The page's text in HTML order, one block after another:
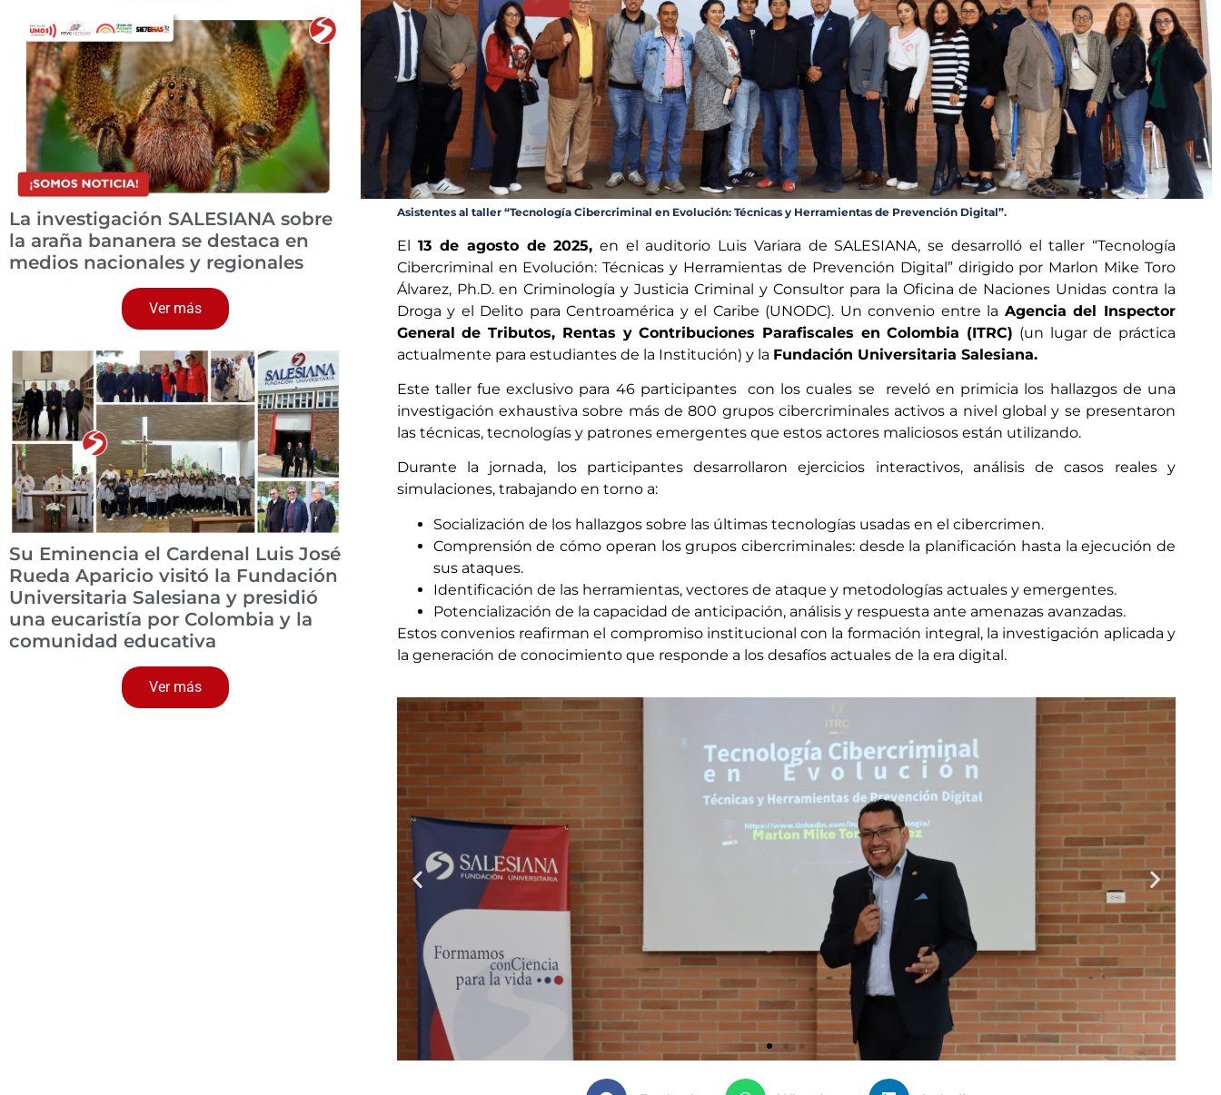
La investigación SALESIANA sobre
la araña bananera se destaca en
medios nacionales y regionales
Ver más
Su Eminencia el Cardenal Luis José
Rueda Aparicio visitó la Fundación
Universitaria Salesiana y presidió
una eucaristía por Colombia y la
comunidad educativa
Ver más
Asistentes al taller “Tecnología Cibercriminal en Evolución: Técnicas y Herramientas de Prevención Digital”.
El 13 de agosto de 2025, en el auditorio Luis Variara de SALESIANA, se desarrolló el taller “Tecnología
Cibercriminal en Evolución: Técnicas y Herramientas de Prevención Digital” dirigido por Marlon Mike Toro
Álvarez, Ph.D. en Criminología y Justicia Criminal y Consultor para la Oficina de Naciones Unidas contra la
Droga y el Delito para Centroamérica y el Caribe (UNODC). Un convenio entre la Agencia del Inspector
General de Tributos, Rentas y Contribuciones Parafiscales en Colombia (ITRC) (un lugar de práctica
actualmente para estudiantes de la Institución) y la Fundación Universitaria Salesiana.
Este taller fue exclusivo para 46 participantes con los cuales se reveló en primicia los hallazgos de una
investigación exhaustiva sobre más de 800 grupos cibercriminales activos a nivel global y se presentaron
las técnicas, tecnologías y patrones emergentes que estos actores maliciosos están utilizando.
Durante la jornada, los participantes desarrollaron ejercicios interactivos, análisis de casos reales y
simulaciones, trabajando en torno a:
Socialización de los hallazgos sobre las últimas tecnologías usadas en el cibercrimen.
Comprensión de cómo operan los grupos cibercriminales: desde la planificación hasta la ejecución de
sus ataques.
Identificación de las herramientas, vectores de ataque y metodologías actuales y emergentes.
Potencialización de la capacidad de anticipación, análisis y respuesta ante amenazas avanzadas.
Estos convenios reafirman el compromiso institucional con la formación integral, la investigación aplicada y
la generación de conocimiento que responde a los desafíos actuales de la era digital.